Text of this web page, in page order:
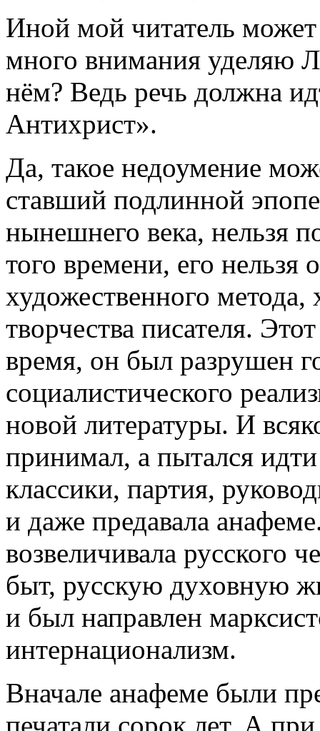
Иной мой читатель может
много внимания уделяю
нём? Ведь речь должна
Антихрист».
Да, такое недоумение
ставший подлинной
нынешнего века, нельзя
того времени, его нельзя
художественного метода,
творчества писателя.
время, он был разрушен
социалистического
новой литературы. И
принимал, а пытался
классики, партия,
и даже предавала
возвеличивала русского
быт, русскую духовную
и был направлен
интернационализм.
Вначале анафеме были